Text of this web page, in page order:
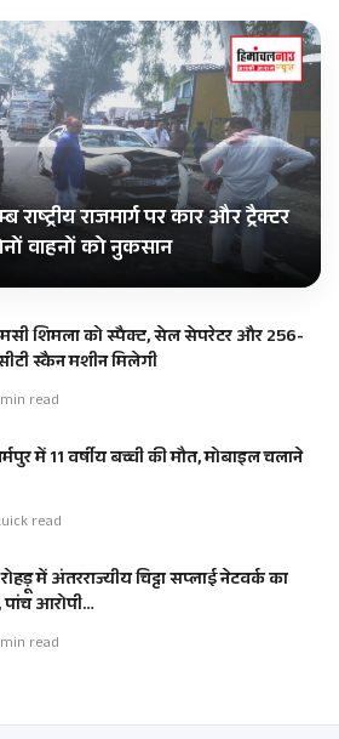
राजमार्ग पर कार और ट्रैक्टर
वाहनों को नुकसान
शिमला को स्पैक्ट, सेल सेपरेटर और 256-
स्कैन मशीन मिलेगी
min read
में 11 वर्षीय बच्ची की मौत, मोबाइल चलाने
read
में अंतरराज्यीय चिट्टा सप्लाई नेटवर्क का
पांच आरोपी…
min read